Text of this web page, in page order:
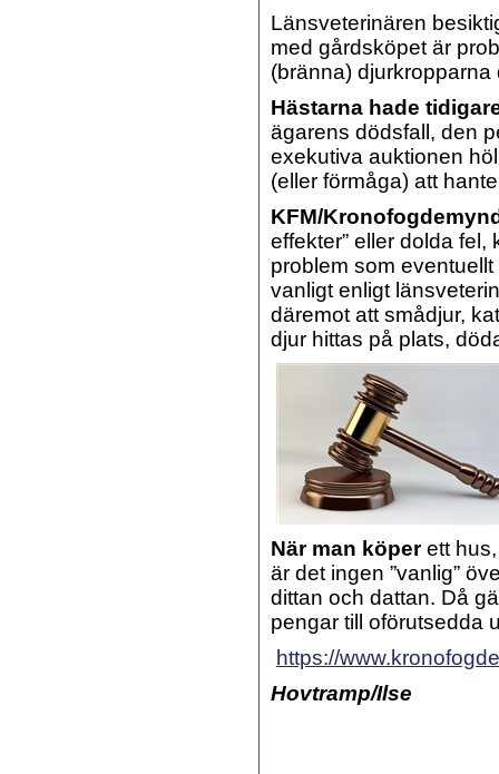
Länsveterinären
med gårdsköpet är
(bränna)
Hästarna hade
ägarens dödsfall, den
exekutiva auktionen
(eller förmåga) att
KFM/
effekter” eller dolda
problem som
vanligt enligt
däremot att smådjur,
djur hittas på plats,
När man köperett hus,
är det ingen ”vanlig”
dittan och dattan. Då
pengar till oförutsedda
https://
Hovtramp/Ilse